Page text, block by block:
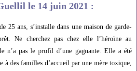
le 14 juin 2021 :
25 ans, s’installe dans une maison de garde-
Ne cherchez pas chez elle l’héroïne au
n’a pas le profil d’une gagnante. Elle a été
à des familles d’accueil par une mère toxique,